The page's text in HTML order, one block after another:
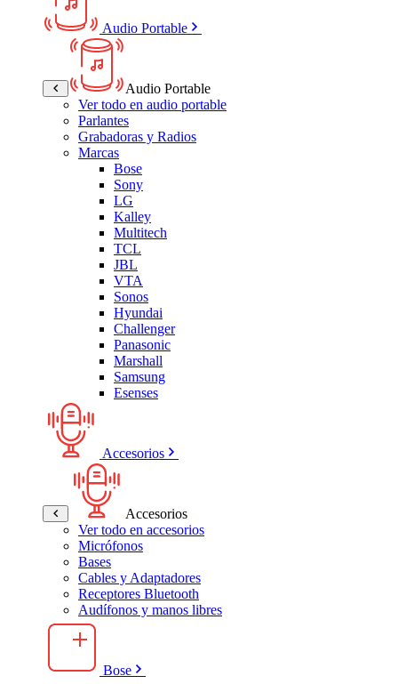
Audio Portable
Audio Portable
Ver todo en audio portable
Parlantes
Grabadoras y Radios
Marcas
Bose
Sony
LG
Kalley
Multitech
TCL
JBL
VTA
Sonos
Hyundai
Challenger
Panasonic
Marshall
Samsung
Esenses
Accesorios
Accesorios
Ver todo en accesorios
Micrófonos
Bases
Cables y Adaptadores
Receptores Bluetooth
Audífonos y manos libres
Bose